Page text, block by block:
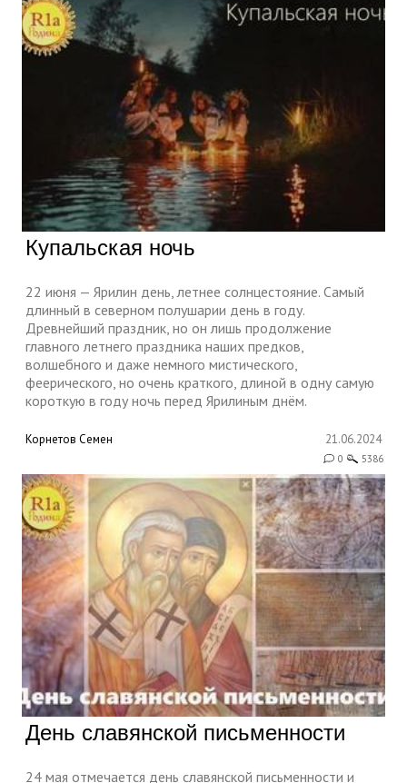
Купальская ночь
22 июня — Ярилин день, летнее солнцестояние. Самый
длинный в северном полушарии день в году.
Древнейший праздник, но он лишь продолжение
главного летнего праздника наших предков,
волшебного и даже немного мистического,
феерического, но очень краткого, длиной в одну самую
короткую в году ночь перед Ярилиным днём.
Корнетов Семен 21.06.2024
0 5386
День славянской письменности
24 мая отмечается день славянской письменности и